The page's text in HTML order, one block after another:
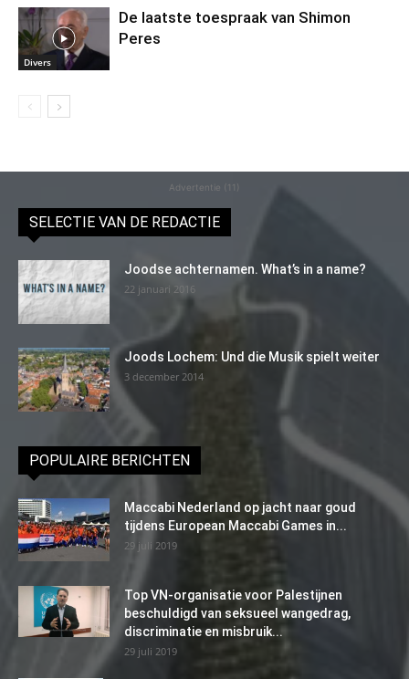
Divers
De laatste toespraak van Shimon
Peres
Advertentie (11)
SELECTIE VAN DE REDACTIE
Joodse achternamen. What’s in a name?
22 januari 2016
Joods Lochem: Und die Musik spielt weiter
3 december 2014
POPULAIRE BERICHTEN
Maccabi Nederland op jacht naar goud
tijdens European Maccabi Games in...
29 juli 2019
Top VN-organisatie voor Palestijnen
beschuldigd van seksueel wangedrag,
discriminatie en misbruik...
29 juli 2019